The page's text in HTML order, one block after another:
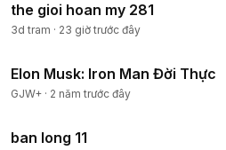
the gioi hoan my 281
3d tram · 23 giờ trước đây
Elon Musk: Iron Man Đời Thực
GJW+ · 2 năm trước đây
ban long 11